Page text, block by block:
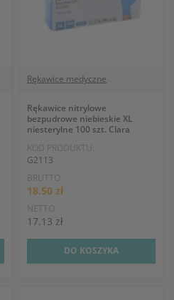
Rękawice medyczne
Rękawice nitrylowe
bezpudrowe niebieskie XL
niesterylne 100 szt. Clara
KOD PRODUKTU:
G2113
BRUTTO
18.50 zł
NETTO
17.13 zł
DO KOSZYKA